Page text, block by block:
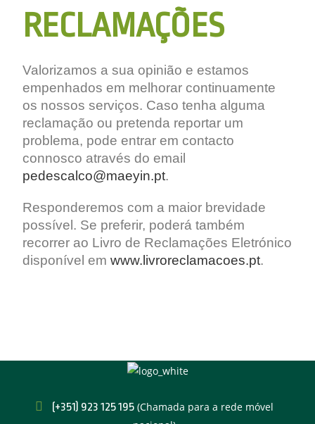
RECLAMAÇÕES
Valorizamos a sua opinião e estamos
empenhados em melhorar continuamente
os nossos serviços. Caso tenha alguma
reclamação ou pretenda reportar um
problema, pode entrar em contacto
connosco através do email
pedescalco@maeyin.pt.
Responderemos com a maior brevidade
possível. Se preferir, poderá também
recorrer ao Livro de Reclamações Eletrónico
disponível emwww.livroreclamacoes.pt.
(+351) ‪923 125 195(Chamada para a rede móvel